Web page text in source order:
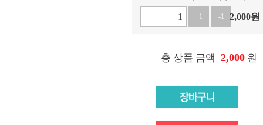
+1 -1 2,000원
총 상품 금액 2,000 원